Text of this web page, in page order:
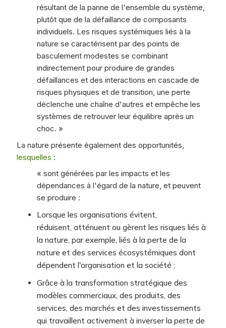
résultant de la panne de l'ensemble du système,
plutôt que de la défaillance de composants
individuels. Les risques systémiques liés à la
nature se caractérisent par des points de
basculement modestes se combinant
indirectement pour produire de grandes
défaillances et des interactions en cascade de
risques physiques et de transition, une perte
déclenche une chaîne d'autres et empêche les
systèmes de retrouver leur équilibre après un
choc. »
La nature présente également des opportunités,
lesquelles :
« sont générées par les impacts et les
dépendances à l'égard de la nature, et peuvent
se produire :
Lorsque les organisations évitent,
réduisent, atténuent ou gèrent les risques liés à
la nature, par exemple, liés à la perte de la
nature et des services écosystémiques dont
dépendent l'organisation et la société ;
Grâce à la transformation stratégique des
modèles commerciaux, des produits, des
services, des marchés et des investissements
qui travaillent activement à inverser la perte de